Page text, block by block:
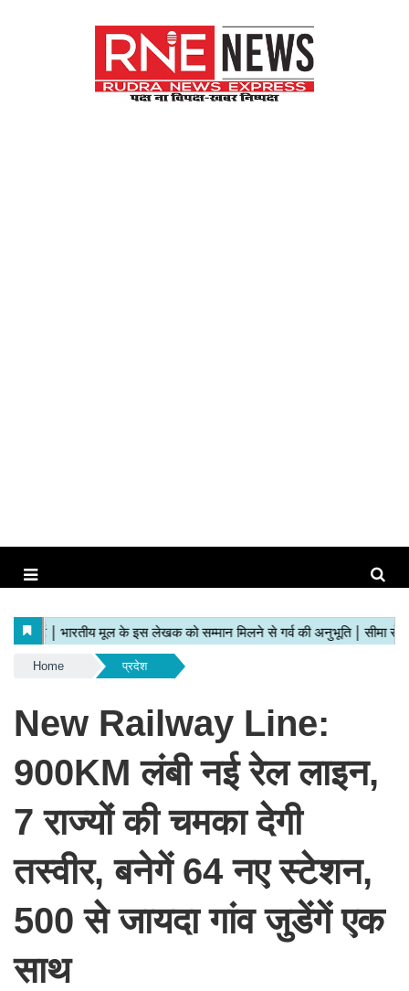
Home प्रदेश
New Railway Line:
900KM लंबी नई रेल लाइन,
7 राज्यों की चमका देगी
तस्वीर, बनेगें 64 नए स्टेशन,
500 से जायदा गांव जुडेंगें एक
साथ